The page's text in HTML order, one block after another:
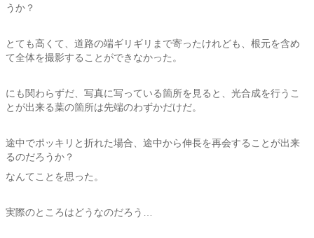
うか？
とても高くて、道路の端ギリギリまで寄ったけれども、根元を含め
て全体を撮影することができなかった。
にも関わらずだ、写真に写っている箇所を見ると、光合成を行うこ
とが出来る葉の箇所は先端のわずかだけだ。
途中でポッキリと折れた場合、途中から伸長を再会することが出来
るのだろうか？
なんてことを思った。
実際のところはどうなのだろう…